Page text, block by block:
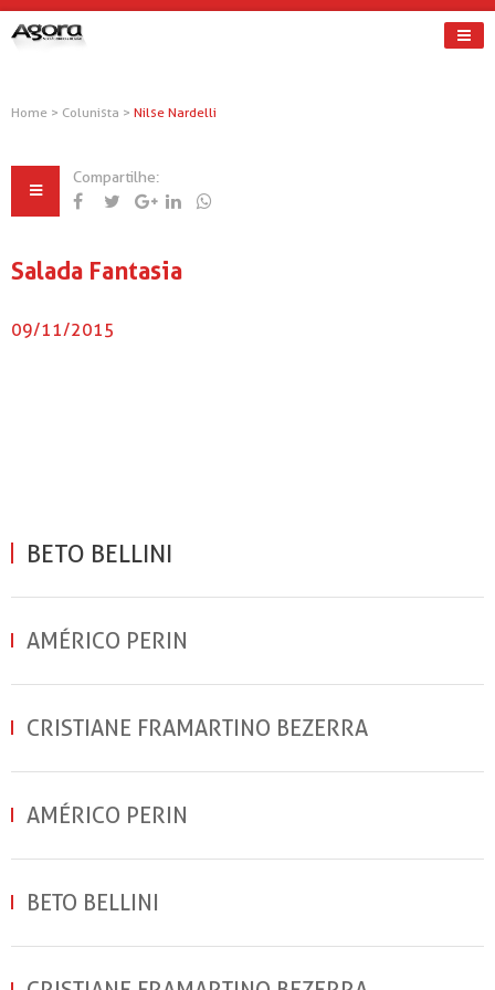
Home > Colunista > Nilse Nardelli
Compartilhe:
Salada Fantasia
09/11/2015
BETO BELLINI
AMÉRICO PERIN
CRISTIANE FRAMARTINO BEZERRA
AMÉRICO PERIN
BETO BELLINI